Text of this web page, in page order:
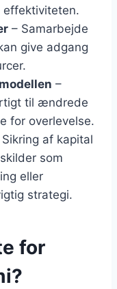
effektiviteten.
– Samarbejde
give adgang
–
til ændrede
for overlevelse.
Sikring af kapital
som
eller
strategi.
for